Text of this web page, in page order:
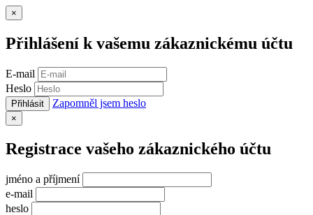
×
Přihlášení k vašemu zákaznickému účtu
E-mail
Heslo
Přihlásit Zapomněl jsem heslo
×
Registrace vašeho zákaznického účtu
jméno a příjmení
e-mail
heslo